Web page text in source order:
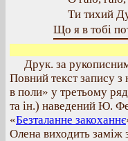
Ти тихий
Що я в тобі
Друк. за
Повний текст запису
в поли» у третьому
та ін.) наведений Ю.
«Безталанне закоханнє
Олена виходить заміж